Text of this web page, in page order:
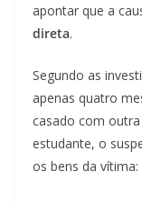
apontar que a
direta.
Segundo as
apenas quatro
casado com
estudante, o
os bens da vítima: